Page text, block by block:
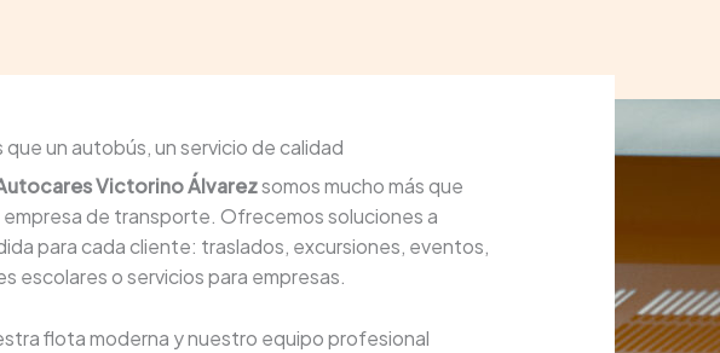
que un autobús, un servicio de calidad
Victorino Álvarezsomos mucho más que
empresa de transporte. Ofrecemos soluciones a
para cada cliente: traslados, excursiones, eventos,
escolares o servicios para empresas.
flota moderna y nuestro equipo profesional